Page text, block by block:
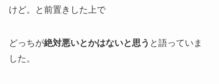
けど。
と前置きした上で
どっちが絶対悪いとかはないと思う と語っていま
した。